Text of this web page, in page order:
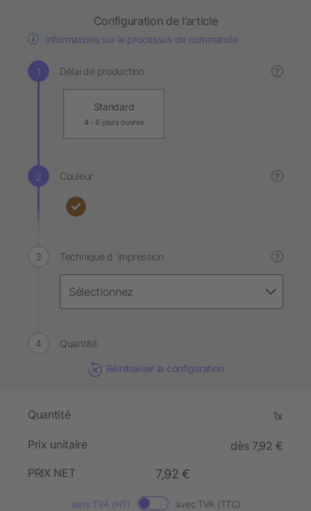
Configuration de l’article
Informations sur le processus de commande
Délai de production ?
Standard
4 - 6 jours ouvrés
Couleur ?
Technique d´impression ?
Quantité
Réinitialiser la configuration
Quantité 1x
Prix unitaire
dès 7,92 €
PRIX NET
7,92 €
sans TVA (HT) avec TVA (TTC)